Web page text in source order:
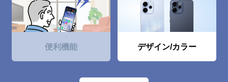
便利機能 デザイン/カラー